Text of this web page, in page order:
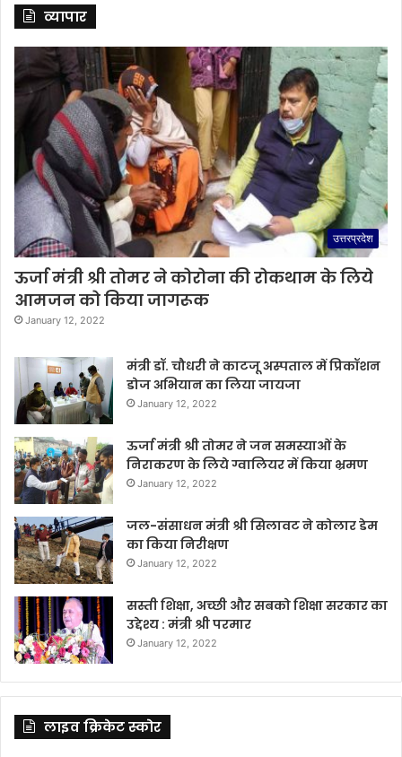
व्यापार
उत्तरप्रदेश
ऊर्जा मंत्री श्री तोमर ने कोरोना की रोकथाम के लिये
आमजन को किया जागरूक
January 12, 2022
मंत्री डॉ. चौधरी ने काटजू अस्पताल में प्रिकॉशन
डोज अभियान का लिया जायजा
January 12, 2022
ऊर्जा मंत्री श्री तोमर ने जन समस्याओं के
निराकरण के लिये ग्वालियर में किया भ्रमण
January 12, 2022
जल-संसाधन मंत्री श्री सिलावट ने कोलार डेम
का किया निरीक्षण
January 12, 2022
सस्ती शिक्षा, अच्छी और सबको शिक्षा सरकार का
उद्देश्य : मंत्री श्री परमार
January 12, 2022
लाइव क्रिकेट स्कोर